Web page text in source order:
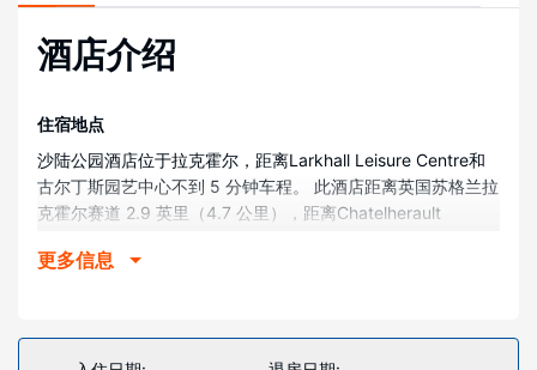
酒店介绍
住宿地点
沙陆公园酒店位于拉克霍尔，距离Larkhall Leisure Centre和
古尔丁斯园艺中心不到 5 分钟车程。 此酒店距离英国苏格兰拉
克霍尔赛道 2.9 英里（4.7 公里），距离Chatelherault
里）。
酒店有 43 间客房，提供智能电视。提供免费无线网络，方便
您与朋友保持联系。配备浴缸或淋浴的私人浴室提供免费洗浴
更多信息